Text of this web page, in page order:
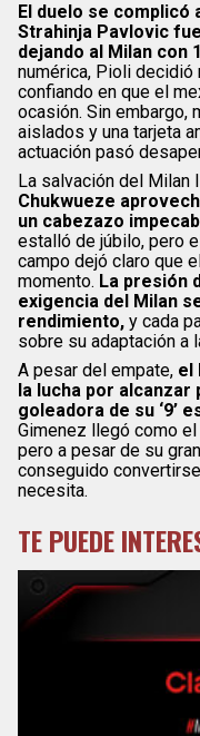
El duelo se complicó
Strahinja Pavlovic
dejando al Milan con
numérica, Pioli decidió
confiando en que el
ocasión. Sin embargo,
aislados y una tarjeta
actuación pasó
La salvación del Milan
Chukwueze
un cabezazo
estalló de júbilo, pero
campo dejó claro que
momento. La presión
exigencia del Milan
rendimiento, y cada
sobre su adaptación a
A pesar del empate, el
la lucha por alcanzar
goleadora de su ‘9’
Gimenez llegó como
pero a pesar de su
conseguido
necesita.
TE PUEDE